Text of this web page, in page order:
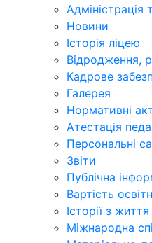
Адміністрація
Новини
Історія ліцею
Відродження,
Кадрове
Галерея
Нормативні
Атестація
Персональні
Звіти
Публічна
Вартість
Історії з
Міжнародна